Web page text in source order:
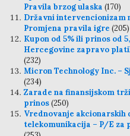
Pravila brzog ulaska (170)
Državni intervencionizam
Promjena pravila igre (205)
Kupon od 5% ili prinos od
Hercegovine zapravo
(232)
Micron Technology Inc. –
(234)
Zarade na finansijskom
prinos(250)
Vrednovanje akcionarskih
telekomunikacija – P/E za